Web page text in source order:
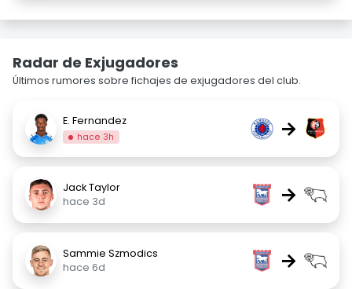
Radar de Exjugadores
Últimos rumores sobre fichajes de exjugadores del club.
E. Fernandez
hace 3h →
Jack Taylor
hace 3d
→
Sammie Szmodics
hace 6d
→